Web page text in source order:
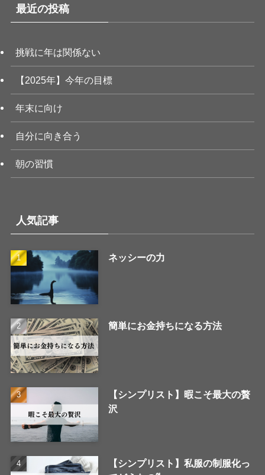
最近の投稿
挑戦に年は関係ない
【2025年】今年の目標
年末に向け
自分に向き合う
朝の習慣
人気記事
ネッシーの力
簡単にお金持ちになる方法
【シンプリスト】暇こそ最大の贅
沢
【シンプリスト】私服の制服化っ